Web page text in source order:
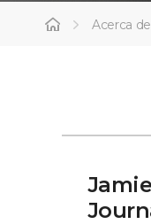
Acerca de